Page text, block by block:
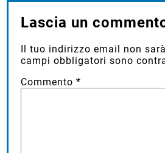
Lascia un
Il tuo indirizzo email non
campi obbligatori sono
Commento*